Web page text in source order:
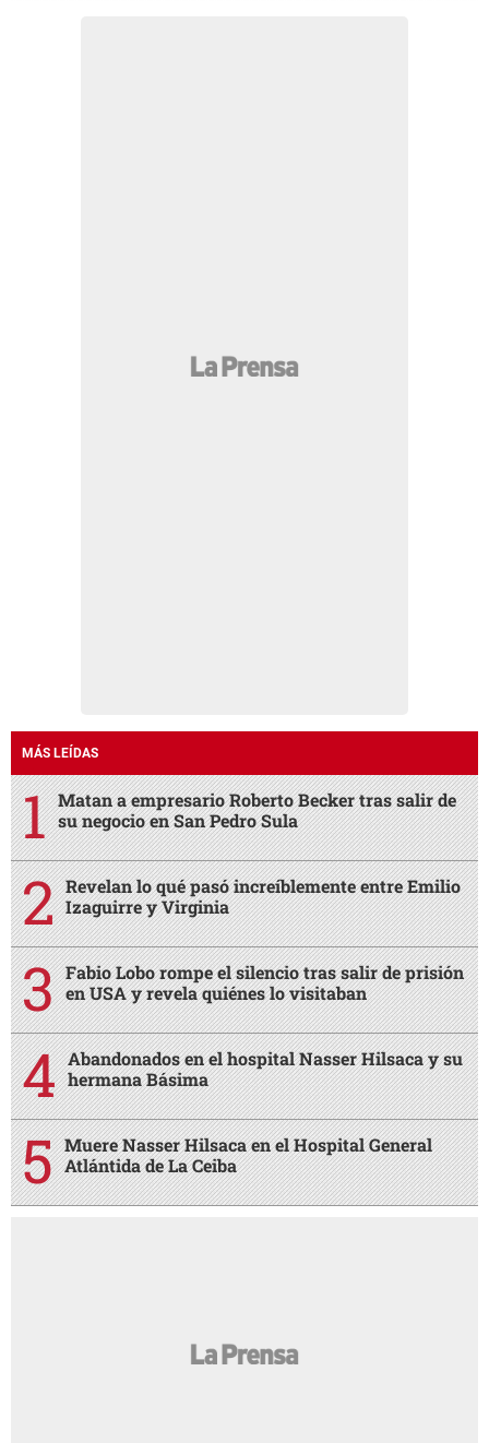
MÁS LEÍDAS
Matan a empresario Roberto Becker tras salir de
su negocio en San Pedro Sula
Revelan lo qué pasó increíblemente entre Emilio
Izaguirre y Virginia
Fabio Lobo rompe el silencio tras salir de prisión
en USA y revela quiénes lo visitaban
Abandonados en el hospital Nasser Hilsaca y su
hermana Básima
Muere Nasser Hilsaca en el Hospital General
Atlántida de La Ceiba